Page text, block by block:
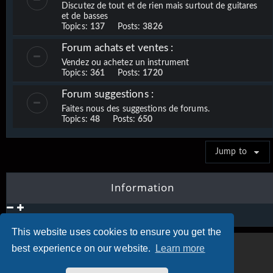
This website uses cookies to ensure you get the
best experience on our website.
Learn more
Discutez de tout et de rien mais surtout de guitares
et de basses
Topics: 137 Posts:3826
Forum achats et ventes :
Vendez ou achetez un instrument
Topics: 361 Posts: 1720
Forum suggestions :
Faites nous des suggestions de forums.
Topics: 48 Posts:650
Jump to
Information